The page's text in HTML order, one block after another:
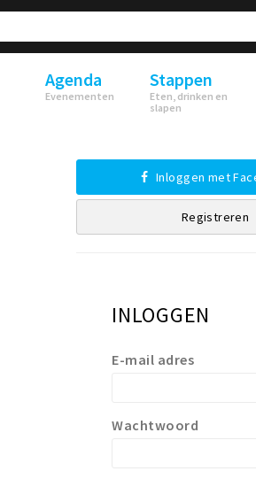
Agenda
Evenementen
Stappen
Eten, drinken en
slapen
Inloggen met
Registreren
INLOGGEN
E-mail adres
Wachtwoord